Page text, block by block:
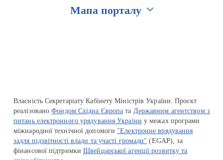
Мапа порталу
Власність Секретаріату Кабінету Міністрів України. Проєкт
реалізованоФондом Східна Європа та Державним агентством з
питань електронного урядування України у межах програми
міжнародної технічної допомоги "Електронне врядування
задля підзвітності влади та участі громади" (EGAP), за
фінансової підтримкиШвейцарської агенції розвитку та